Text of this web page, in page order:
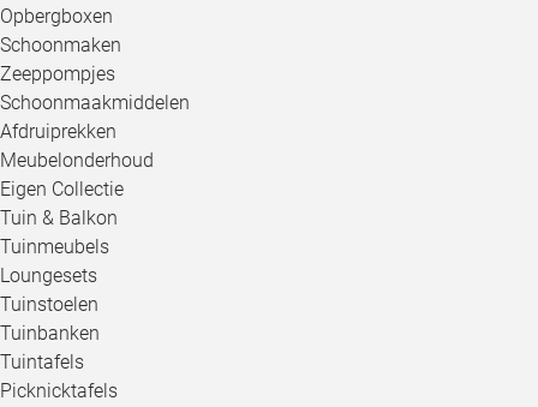
Opbergboxen
Schoonmaken
Zeeppompjes
Schoonmaakmiddelen
Afdruiprekken
Meubelonderhoud
Eigen Collectie
Tuin & Balkon
Tuinmeubels
Loungesets
Tuinstoelen
Tuinbanken
Tuintafels
Picknicktafels